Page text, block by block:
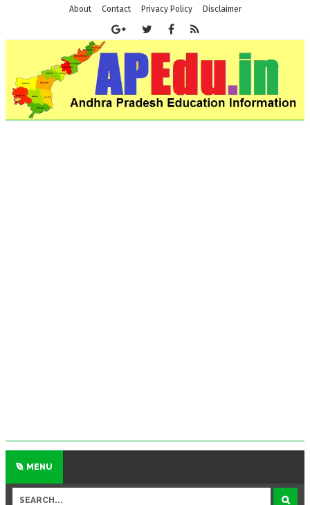
About Contact Privacy Policy Disclaimer
MENU